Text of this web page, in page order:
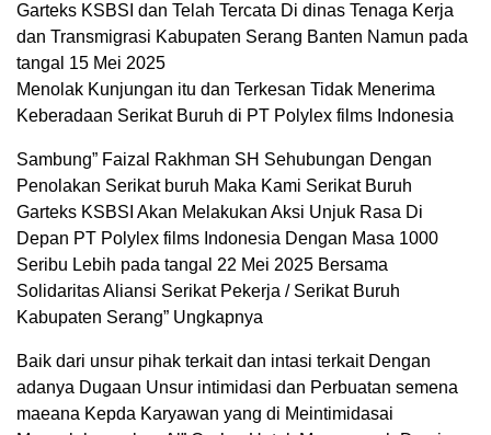
Garteks KSBSI dan Telah Tercata Di dinas Tenaga Kerja
dan Transmigrasi Kabupaten Serang Banten Namun pada
tangal 15 Mei 2025
Menolak Kunjungan itu dan Terkesan Tidak Menerima
Keberadaan Serikat Buruh di PT Polylex films Indonesia
Sambung” Faizal Rakhman SH Sehubungan Dengan
Penolakan Serikat buruh Maka Kami Serikat Buruh
Garteks KSBSI Akan Melakukan Aksi Unjuk Rasa Di
Depan PT Polylex films Indonesia Dengan Masa 1000
Seribu Lebih pada tangal 22 Mei 2025 Bersama
Solidaritas Aliansi Serikat Pekerja / Serikat Buruh
Kabupaten Serang” Ungkapnya
Baik dari unsur pihak terkait dan intasi terkait Dengan
adanya Dugaan Unsur intimidasi dan Perbuatan semena
maeana Kepda Karyawan yang di Meintimidasai